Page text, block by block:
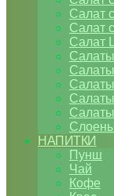
Салат
Салат
Салат
НАПИТКИ
Пунш
Чай
Кофе